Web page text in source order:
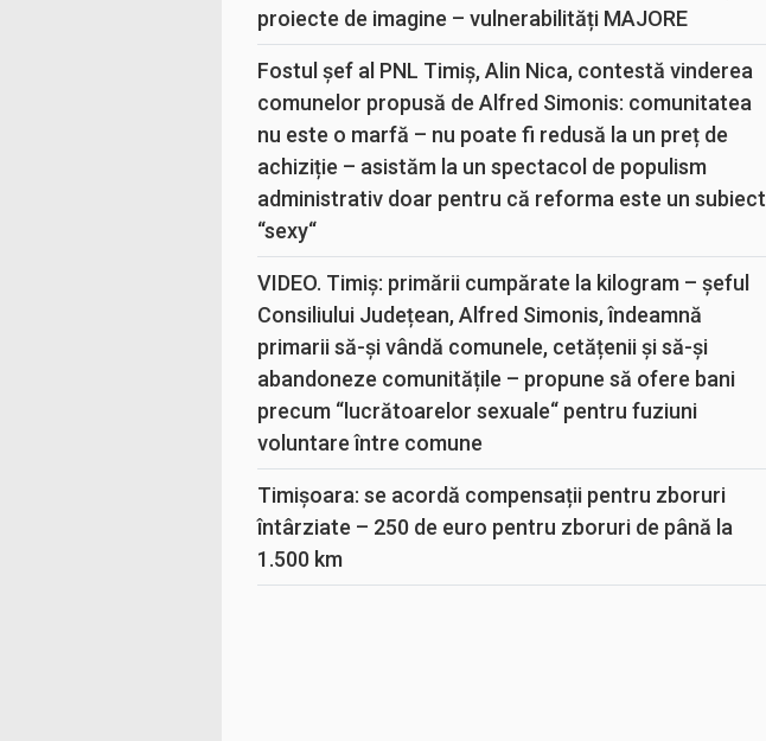
proiecte de imagine – vulnerabilități MAJORE
Fostul șef al PNL Timiș, Alin Nica, contestă vinderea
comunelor propusă de Alfred Simonis: comunitatea
nu este o marfă – nu poate fi redusă la un preț de
achiziție – asistăm la un spectacol de populism
administrativ doar pentru că reforma este un subiect
“sexy“
VIDEO. Timiș: primării cumpărate la kilogram – șeful
Consiliului Județean, Alfred Simonis, îndeamnă
primarii să-și vândă comunele, cetățenii și să-și
abandoneze comunitățile – propune să ofere bani
precum “lucrătoarelor sexuale“ pentru fuziuni
voluntare între comune
Timișoara: se acordă compensații pentru zboruri
întârziate – 250 de euro pentru zboruri de până la
1.500 km